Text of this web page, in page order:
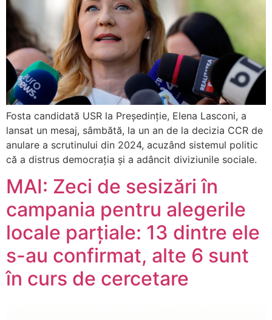
Fosta candidată USR la Președinție, Elena Lasconi, a
lansat un mesaj, sâmbătă, la un an de la decizia CCR de
anulare a scrutinului din 2024, acuzând sistemul politic
că a distrus democrația și a adâncit diviziunile sociale.
MAI: Zeci de sesizări în
campania pentru alegerile
locale parțiale: 13 dintre ele
s-au confirmat, alte 6 sunt
în curs de cercetare